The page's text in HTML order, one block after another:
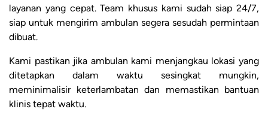
layanan yang cepat. Team khusus kami sudah siap 24/7,
siap untuk mengirim ambulan segera sesudah permintaan
dibuat.
Kami pastikan jika ambulan kami menjangkau lokasi yang
ditetapkan dalam waktu sesingkat mungkin,
meminimalisir keterlambatan dan memastikan bantuan
klinis tepat waktu.